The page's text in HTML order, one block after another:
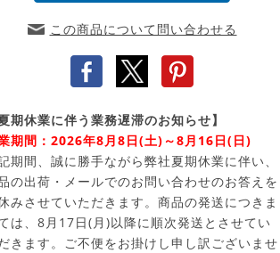
この商品について問い合わせる
夏期休業に伴う業務遅滞のお知らせ】
期間：2026年8月8日(土)～8月16日(日)
期間、誠に勝手ながら弊社夏期休業に伴い、
の出荷・メールでのお問い合わせのお答えを
みさせていただきます。商品の発送につきま
は、8月17日(月)以降に順次発送とさせてい
きます。ご不便をお掛けし申し訳ございませ